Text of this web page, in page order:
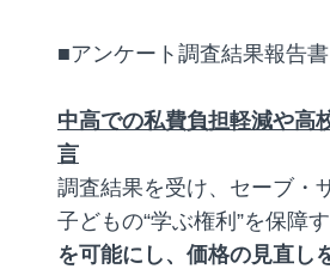
■アンケート調査結果報告
中高での私費負担軽減や高
言
調査結果を受け、セーブ・
子どもの“学ぶ権利”を保障
を可能にし、価格の見直し